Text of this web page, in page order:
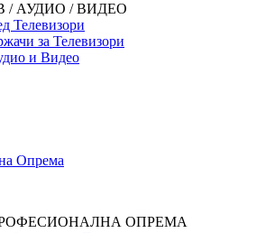
/ АУДИО / ВИДЕО
Телевизори
за Телевизори
и Видео
Опрема
ОПРЕМА